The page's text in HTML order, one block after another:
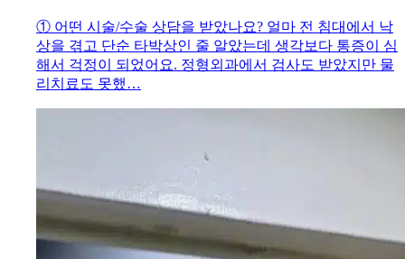
① 어떤 시술/수술 상담을 받았나요? 얼마 전 침대에서 낙
상을 겪고 단순 타박상인 줄 알았는데 생각보다 통증이 심
해서 걱정이 되었어요. 정형외과에서 검사도 받았지만 물
리치료도 못했…